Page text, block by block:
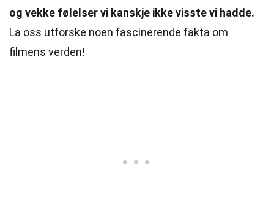
og vekke følelser vi kanskje ikke visste vi hadde.
La oss utforske noen fascinerende fakta om
filmens verden!